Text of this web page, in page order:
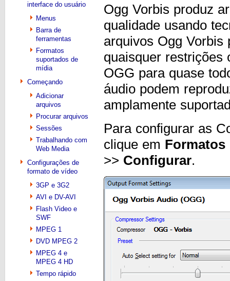
interface do usuário
Menus
Barra de
ferramentas
Formatos
suportados de
mídia
Começando
Adicionar
arquivos
Procurar arquivos
Sessões
Trabalhando com
Web Media
Configurações de
formato de vídeo
3GP e 3G2
AVI e DV-AVI
Flash Video e
SWF
MPEG 1
DVD MPEG 2
MPEG 4 e
MPEG 4 HD
Tempo rápido
Ogg Vorbis produz
qualidade usando
arquivos Ogg Vorbis
quaisquer
OGG para quase
áudio podem
amplamente
Para configurar as
clique em Formatos
>> Configurar.